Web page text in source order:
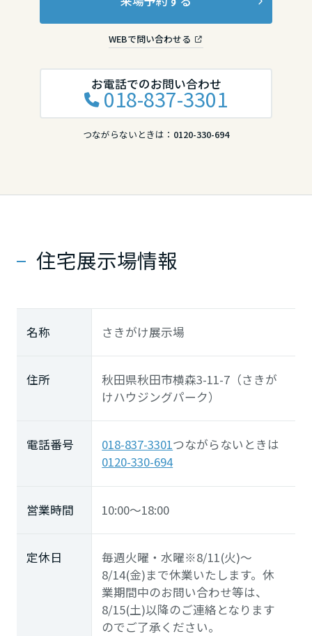
WEBで問い合わせる
お電話でのお問い合わせ
018-837-3301
つながらないときは： 0120-330-694
住宅展示場情報
名称 さきがけ展示場
住所
秋田県秋田市横森3-11-7（さきが
けハウジングパーク）
電話番号 018-837-3301つながらないときは
0120-330-694
営業時間 10:00～18:00
定休日
毎週火曜・水曜※8/11(火)～
8/14(金)まで休業いたします。休
業期間中のお問い合わせ等は、
8/15(土)以降のご連絡となります
のでご了承ください。